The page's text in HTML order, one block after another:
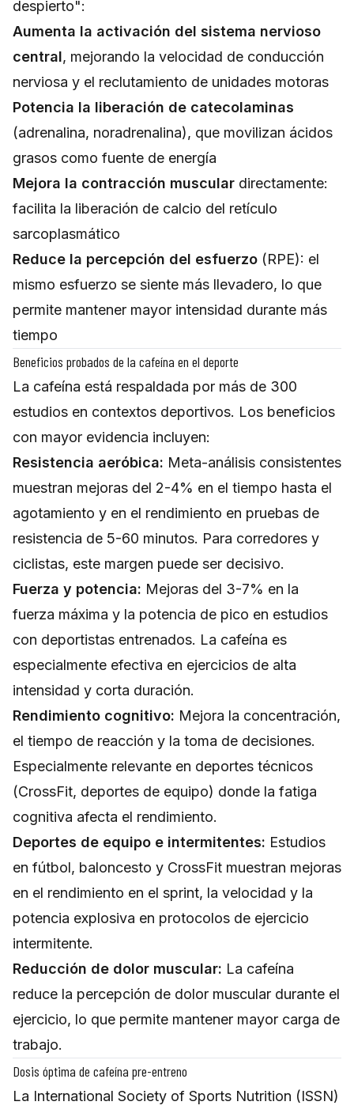
despierto":
Aumenta la activación del sistema nervioso
central, mejorando la velocidad de conducción
nerviosa y el reclutamiento de unidades motoras
Potencia la liberación de catecolaminas
(adrenalina, noradrenalina), que movilizan ácidos
grasos como fuente de energía
Mejora la contracción muscular directamente:
facilita la liberación de calcio del retículo
sarcoplasmático
Reduce la percepción del esfuerzo (RPE): el
mismo esfuerzo se siente más llevadero, lo que
permite mantener mayor intensidad durante más
tiempo
Beneficios probados de la cafeína en el deporte
La cafeína está respaldada por más de 300
estudios en contextos deportivos. Los beneficios
con mayor evidencia incluyen:
Resistencia aeróbica: Meta-análisis consistentes
muestran mejoras del 2-4% en el tiempo hasta el
agotamiento y en el rendimiento en pruebas de
resistencia de 5-60 minutos. Para corredores y
ciclistas, este margen puede ser decisivo.
Fuerza y potencia: Mejoras del 3-7% en la
fuerza máxima y la potencia de pico en estudios
con deportistas entrenados. La cafeína es
especialmente efectiva en ejercicios de alta
intensidad y corta duración.
Rendimiento cognitivo: Mejora la concentración,
el tiempo de reacción y la toma de decisiones.
Especialmente relevante en deportes técnicos
(CrossFit, deportes de equipo) donde la fatiga
cognitiva afecta el rendimiento.
Deportes de equipo e intermitentes: Estudios
en fútbol, baloncesto y CrossFit muestran mejoras
en el rendimiento en el sprint, la velocidad y la
potencia explosiva en protocolos de ejercicio
intermitente.
Reducción de dolor muscular: La cafeína
reduce la percepción de dolor muscular durante el
ejercicio, lo que permite mantener mayor carga de
trabajo.
Dosis óptima de cafeína pre-entreno
La International Society of Sports Nutrition (ISSN)